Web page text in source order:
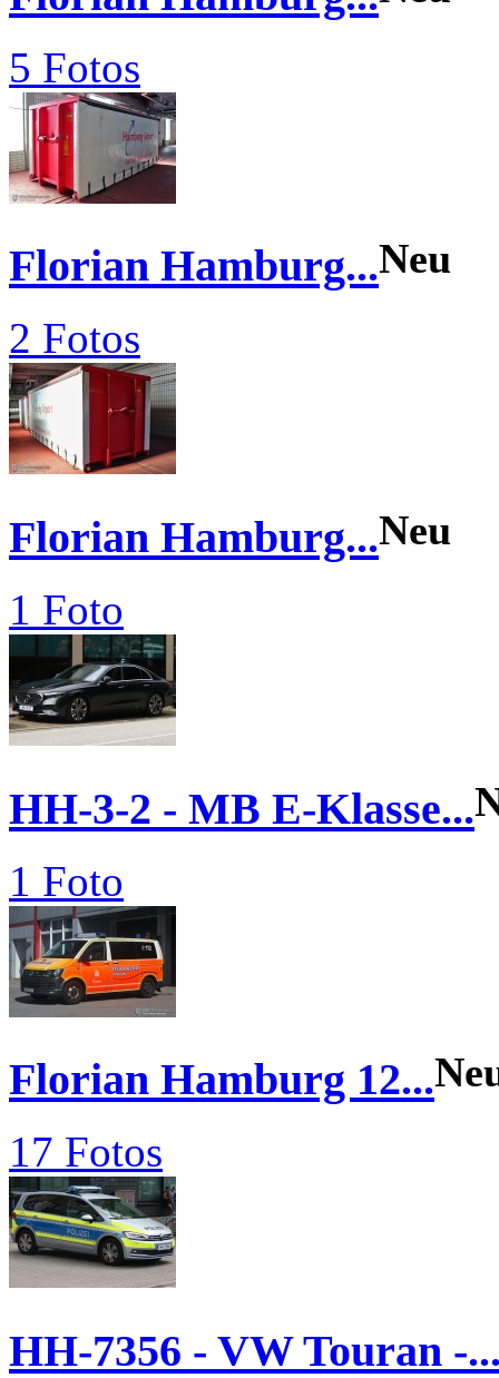
5 Fotos
Florian Hamburg...Neu
2 Fotos
Florian Hamburg...Neu
1 Foto
HH-3-2 - MB E-Klasse...
1 Foto
Florian Hamburg 12...
17 Fotos
HH-7356 - VW Touran -